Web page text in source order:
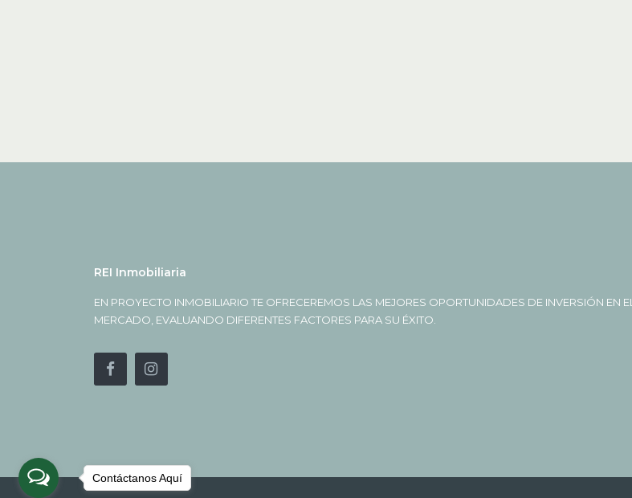
REI Inmobiliaria
EN PROYECTO INMOBILIARIO TE OFRECEREMOS LAS MEJORES OPORTUNIDADES DE INVERSIÓN EN EL
MERCADO, EVALUANDO DIFERENTES FACTORES PARA SU ÉXITO.
Contáctanos Aquí